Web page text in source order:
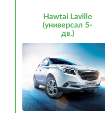
Hawtai Laville
(универсал 5-
дв.)